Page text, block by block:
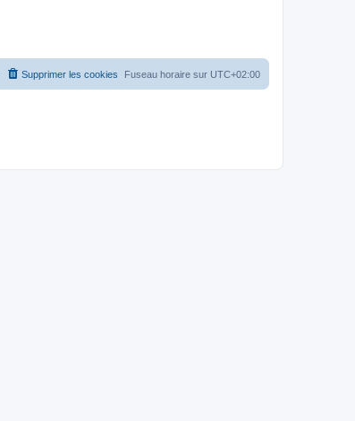
Fuseau horaire sur UTC+02:00
Supprimer les cookies